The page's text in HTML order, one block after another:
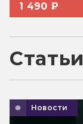
1 490 ₽
Статьи
Новости